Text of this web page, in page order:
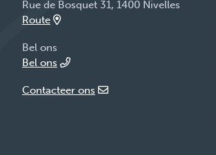
Rue de Bosquet 31, 1400 Nivelles
Route
Bel ons
Bel ons
Contacteer ons